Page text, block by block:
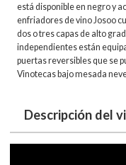
está disponible en negro y
enfriadores de vino Josoo
dos o tres capas de alto
independientes están
puertas reversibles que se
Vinotecas bajo mesada
Descripción del